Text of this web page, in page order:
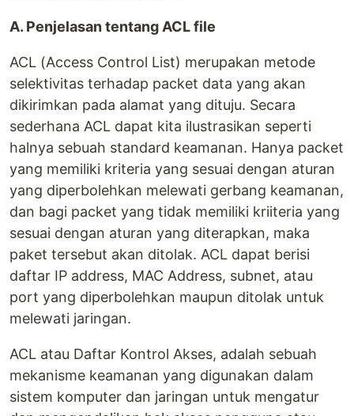
A. Penjelasan tentang ACL file
ACL (Access Control List) merupakan metode
selektivitas terhadap packet data yang akan
dikirimkan pada alamat yang dituju. Secara
sederhana ACL dapat kita ilustrasikan seperti
halnya sebuah standard keamanan. Hanya packet
yang memiliki kriteria yang sesuai dengan aturan
yang diperbolehkan melewati gerbang keamanan,
dan bagi packet yang tidak memiliki kriiteria yang
sesuai dengan aturan yang diterapkan, maka
paket tersebut akan ditolak. ACL dapat berisi
daftar IP address, MAC Address, subnet, atau
port yang diperbolehkan maupun ditolak untuk
melewati jaringan.
ACL atau Daftar Kontrol Akses, adalah sebuah
mekanisme keamanan yang digunakan dalam
sistem komputer dan jaringan untuk mengatur